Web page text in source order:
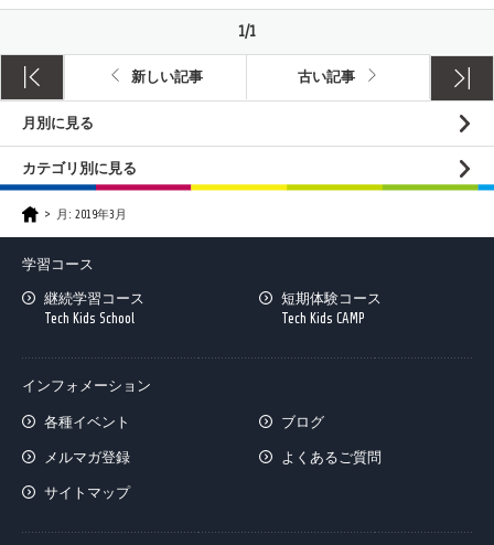
新しい記事
1/1
古い記事
月別に見る
カテゴリ別に見る
月: 2019年3月
学習コース
継続学習コース
Tech Kids School
短期体験コース
Tech Kids CAMP
インフォメーション
各種イベント ブログ
メルマガ登録 よくあるご質問
サイトマップ